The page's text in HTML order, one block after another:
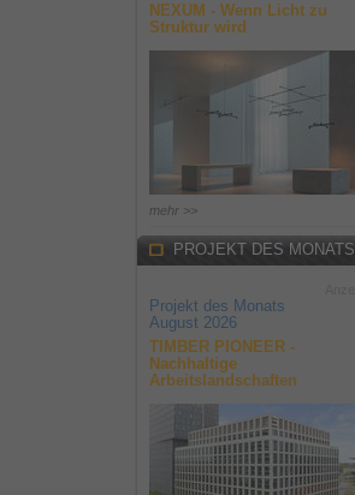
NEXUM - Wenn Licht zu
Struktur wird
mehr >>
PROJEKT DES MONATS
Projekt des Monats
August 2026
TIMBER PIONEER -
Nachhaltige
Arbeitslandschaften